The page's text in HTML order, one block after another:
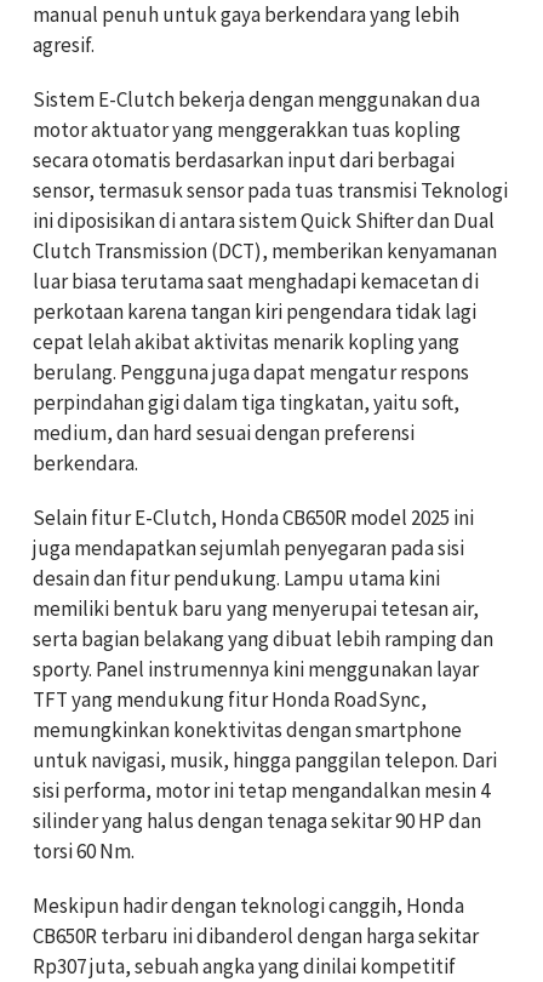
manual penuh untuk gaya berkendara yang lebih
agresif.
Sistem E-Clutch bekerja dengan menggunakan dua
motor aktuator yang menggerakkan tuas kopling
secara otomatis berdasarkan input dari berbagai
sensor, termasuk sensor pada tuas transmisi Teknologi
ini diposisikan di antara sistem Quick Shifter dan Dual
Clutch Transmission (DCT), memberikan kenyamanan
luar biasa terutama saat menghadapi kemacetan di
perkotaan karena tangan kiri pengendara tidak lagi
cepat lelah akibat aktivitas menarik kopling yang
berulang. Pengguna juga dapat mengatur respons
perpindahan gigi dalam tiga tingkatan, yaitu soft,
medium, dan hard sesuai dengan preferensi
berkendara.
Selain fitur E-Clutch, Honda CB650R model 2025 ini
juga mendapatkan sejumlah penyegaran pada sisi
desain dan fitur pendukung. Lampu utama kini
memiliki bentuk baru yang menyerupai tetesan air,
serta bagian belakang yang dibuat lebih ramping dan
sporty. Panel instrumennya kini menggunakan layar
TFT yang mendukung fitur Honda RoadSync,
memungkinkan konektivitas dengan smartphone
untuk navigasi, musik, hingga panggilan telepon. Dari
sisi performa, motor ini tetap mengandalkan mesin 4
silinder yang halus dengan tenaga sekitar 90 HP dan
torsi 60 Nm.
Meskipun hadir dengan teknologi canggih, Honda
CB650R terbaru ini dibanderol dengan harga sekitar
Rp307 juta, sebuah angka yang dinilai kompetitif